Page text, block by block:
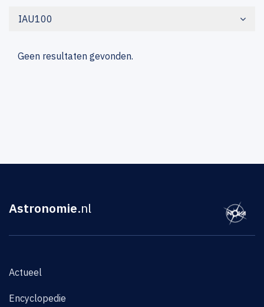
IAU100
Geen resultaten gevonden.
Astronomie.nl
Actueel
Encyclopedie